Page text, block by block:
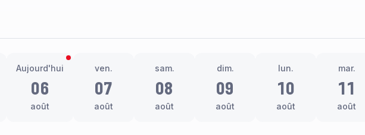
Aujourd'hui
06
août
ven.
07
août
sam.
08
août
dim.
09
août
lun.
10
août
mar.
11
août